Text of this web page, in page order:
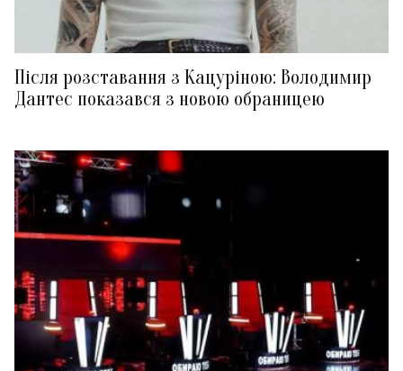
Після розставання з Кацуріною: Володимир
Дантес показався з новою обраницею